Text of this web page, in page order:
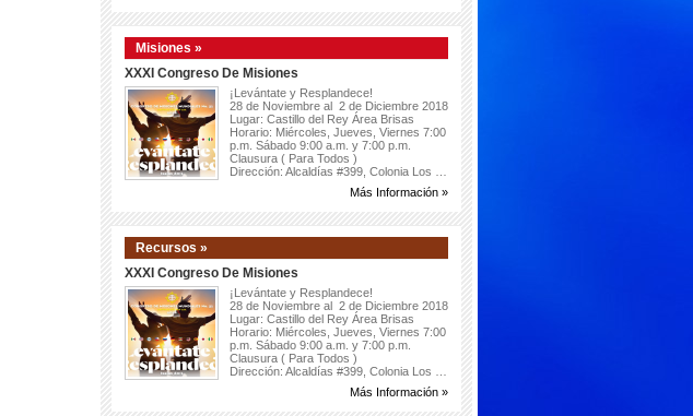
Misiones »
XXXI Congreso De Misiones
¡Levántate y Resplandece!
28 de Noviembre al 2 de Diciembre 2018
Lugar: Castillo del Rey Área Brisas
Horario: Miércoles, Jueves, Viernes 7:00
p.m. Sábado 9:00 a.m. y 7:00 p.m.
Clausura ( Para Todos )
Dirección: Alcaldías #399, Colonia Los …
Más Información »
Recursos »
XXXI Congreso De Misiones
¡Levántate y Resplandece!
28 de Noviembre al 2 de Diciembre 2018
Lugar: Castillo del Rey Área Brisas
Horario: Miércoles, Jueves, Viernes 7:00
p.m. Sábado 9:00 a.m. y 7:00 p.m.
Clausura ( Para Todos )
Dirección: Alcaldías #399, Colonia Los …
Más Información »